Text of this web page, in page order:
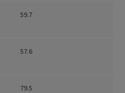
59.7
57.6
79.5